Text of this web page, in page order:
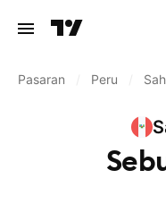
Pasaran Peru